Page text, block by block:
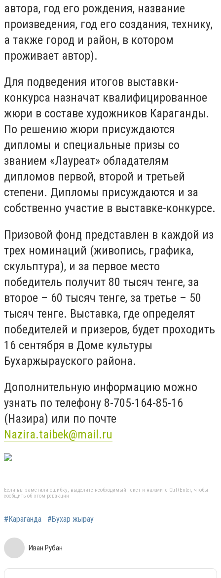
автора, год его рождения, название
произведения, год его создания, технику,
а также город и район, в котором
проживает автор).
Для подведения итогов выставки-
конкурса назначат квалифицированное
жюри в составе художников Караганды.
По решению жюри присуждаются
дипломы и специальные призы со
званием «Лауреат» обладателям
дипломов первой, второй и третьей
степени. Дипломы присуждаются и за
собственно участие в выставке-конкурсе.
Призовой фонд представлен в каждой из
трех номинаций (живопись, графика,
скульптура), и за первое место
победитель получит 80 тысяч тенге, за
второе – 60 тысяч тенге, за третье – 50
тысяч тенге. Выставка, где определят
победителей и призеров, будет проходить
16 сентября в Доме культуры
Бухаржырауского района.
Дополнительную информацию можно
узнать по телефону 8-705-164-85-16
(Назира) или по почте
Nazira.taibek@mail.ru
Если вы заметили ошибку, выделите необходимый текст и нажмите Ctrl+Enter, чтобы
сообщить об этом редакции
#Караганда #Бухар жырау
Иван Рубан